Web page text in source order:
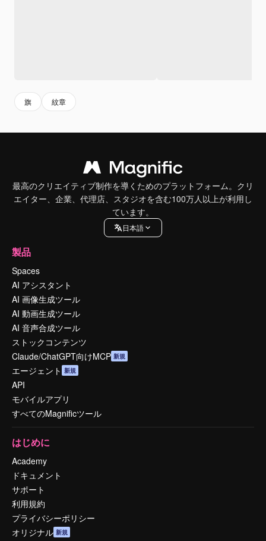
旗 紋章
最高のクリエイティブ制作を導くためのプラットフォーム。クリ
エイター、企業、代理店、スタジオを含む100万人以上が利用し
ています。
日本語
製品
Spaces
AI アシスタント
AI 画像生成ツール
AI 動画生成ツール
AI 音声合成ツール
ストックコンテンツ
Claude/ChatGPT向けMCP 新規
エージェント 新規
API
モバイルアプリ
すべてのMagnificツール
はじめに
Academy
ドキュメント
サポート
利用規約
プライバシーポリシー
オリジナル 新規